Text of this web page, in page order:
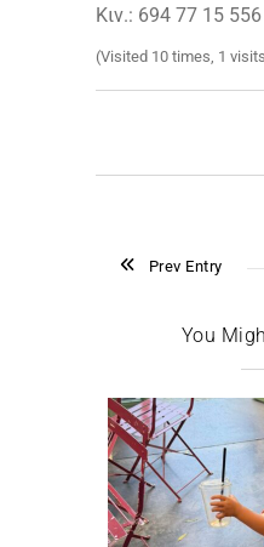
Κιν.: 694 77 15 556
(Visited 10 times, 1
Prev Entry
You